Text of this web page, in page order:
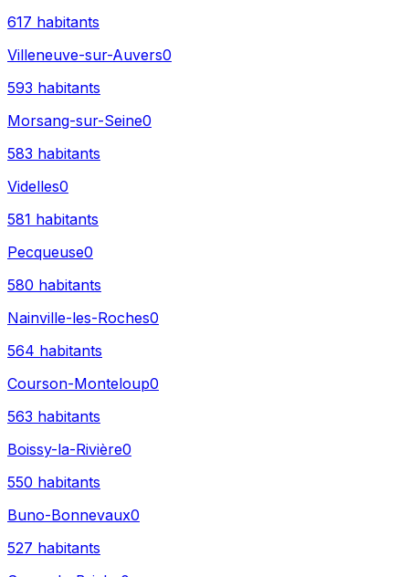
617 habitants
Villeneuve-sur-Auvers0
593 habitants
Morsang-sur-Seine0
583 habitants
Videlles0
581 habitants
Pecqueuse0
580 habitants
Nainville-les-Roches0
564 habitants
Courson-Monteloup0
563 habitants
Boissy-la-Rivière0
550 habitants
Buno-Bonnevaux0
527 habitants